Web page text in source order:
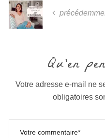
Qu'en
Votre adresse e-mail ne
obligatoires